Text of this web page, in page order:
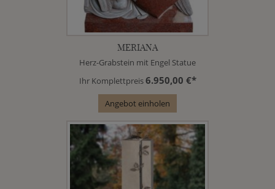
MERIANA
Herz-Grabstein mit Engel Statue
Ihr Komplettpreis6.950,00 €*
Angebot einholen